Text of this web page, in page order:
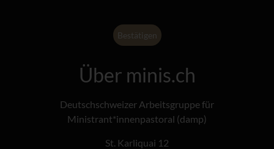
Über minis.ch
Deutschschweizer Arbeitsgruppe für
Ministrant*innenpastoral (damp)
St. Karliquai 12